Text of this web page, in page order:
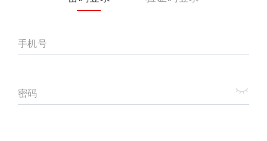
手机号
密码